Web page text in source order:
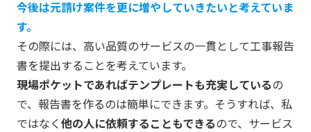
今後は元請け案件を更に増やしていきたいと考えていま
す。
その際には、高い品質のサービスの一貫として工事報告
書を提出することを考えています。
現場ポケットであればテンプレートも充実しているの
で、報告書を作るのは簡単にできます。そうすれば、私
ではなく 他の人に依頼することもできるので、サービス